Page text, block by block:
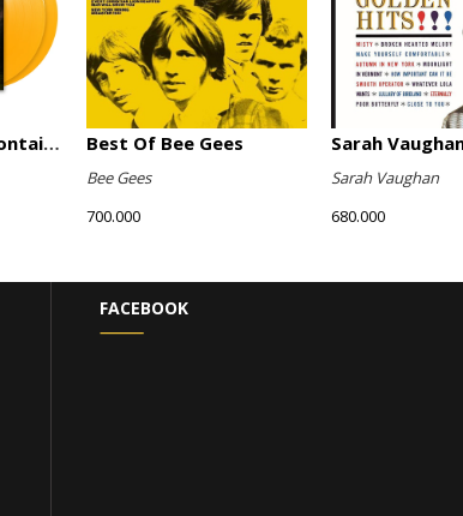
This Music May Contain Hope (Marigold Yellow Vinyl) Best Of Bee Gees
Bee Gees
700.000
Sarah Vaughan
680.000
FACEBOOK